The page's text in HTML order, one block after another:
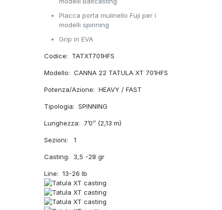
Placca porta mulinello Fuji per i
modelli spinning
Grip in EVA
Codice: TATXT701HFS
Modello: CANNA 22 TATULA XT 701HFS
Potenza/Azione: HEAVY / FAST
Tipologia: SPINNING
Lunghezza: 7’0’’ (2,13 m)
Sezioni: 1
Casting: 3,5 -28 gr
Line: 13-26 lb